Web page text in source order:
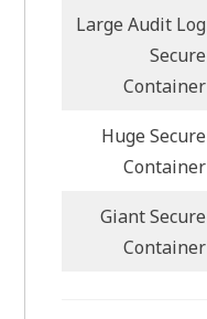
Large Audit Log
Secure
Container
Huge Secure
Container
Giant Secure
Container